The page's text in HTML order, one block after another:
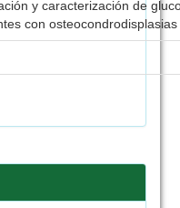
y caracterización de
con osteocondrodisplasias